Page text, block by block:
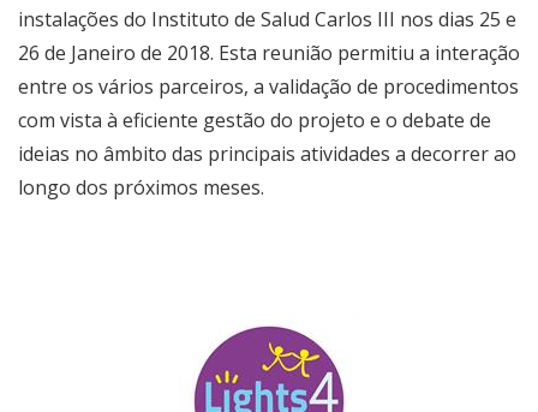
instalações do Instituto de Salud Carlos III nos dias 25 e
26 de Janeiro de 2018. Esta reunião permitiu a interação
entre os vários parceiros, a validação de procedimentos
com vista à eficiente gestão do projeto e o debate de
ideias no âmbito das principais atividades a decorrer ao
longo dos próximos meses.